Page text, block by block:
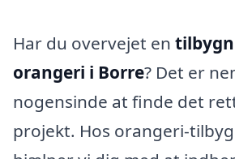
Har du overvejet en
orangeri i Borre? Det er
nogensinde at finde det
projekt. Hos orangeri-